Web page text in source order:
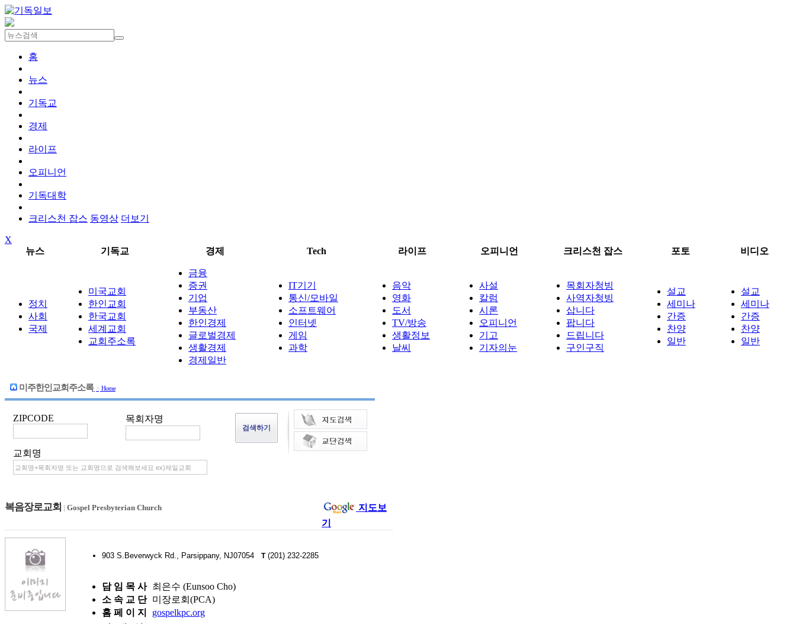
홈
뉴스
기독교
경제
라이프
오피니언
기독대학
크리스천 잡스 동영상 더보기
X
뉴스
기독교 경제 Tech 라이프 오피니언 크리스천 잡스 포토 비디오
정치
사회
국제
미국교회
한인교회
한국교회
세계교회
교회주소록
금융
증권
기업
부동산
한인경제
글로벌경제
생활경제
경제일반
IT기기
통신/모바일
소프트웨어
인터넷
게임
과학
음악
영화
도서
TV/방송
생활정보
날씨
사설
칼럼
시론
오피니언
기고
기자의눈
목회자청빙
사역자청빙
삽니다
팝니다
드립니다
구인구직
설교
세미나
간증
찬양
일반
설교
세미나
간증
찬양
일반
미주한인교회주소록 > Home
ZIPCODE 목회자명
교회명
복음장로교회 | Gospel Presbyterian Church
지도보
기
903 S.Beverwyck Rd., Parsippany, NJ07054 T(201) 232-2285
담 임 목 사 최은수 (Eunsoo Cho)
소 속 교 단 미장로회(PCA)
홈 페 이 지
gospelkpc.org